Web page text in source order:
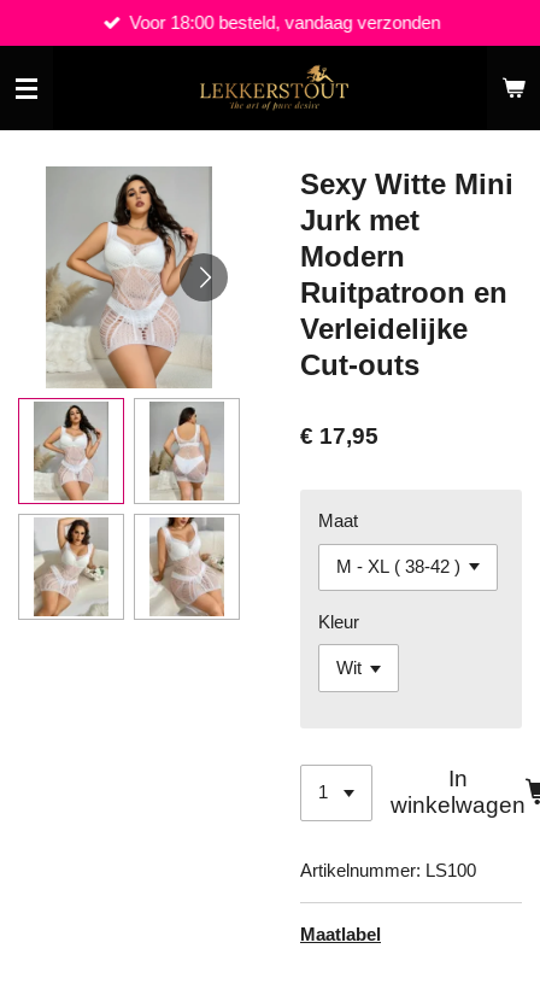
direct
naar
de
hoofdinhoud
Voor 18:00 besteld, vandaag verzonden
Sexy Witte Mini
Jurk met
Modern
Ruitpatroon en
Verleidelijke
Cut-outs
€ 17,95
Maat
Kleur
In
winkelwagen
Artikelnummer: LS100
Maatlabel